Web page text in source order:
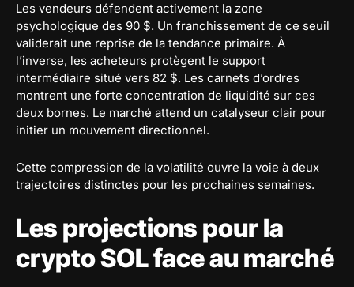
Les vendeurs défendent activement la zone
psychologique des 90 $. Un franchissement de ce seuil
validerait une reprise de la tendance primaire. À
l’inverse, les acheteurs protègent le support
intermédiaire situé vers 82 $. Les carnets d’ordres
montrent une forte concentration de liquidité sur ces
deux bornes. Le marché attend un catalyseur clair pour
initier un mouvement directionnel.
Cette compression de la volatilité ouvre la voie à deux
trajectoires distinctes pour les prochaines semaines.
Les projections pour la
crypto SOL face au marché